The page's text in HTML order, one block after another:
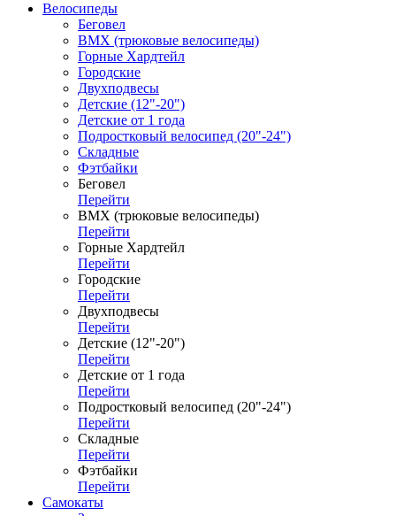
Велосипеды
Беговел
ВМХ (трюковые велосипеды)
Горные Хардтейл
Городские
Двухподвесы
Детские (12"-20")
Детские от 1 года
Подростковый велосипед (20"-24")
Складные
Фэтбайки
Беговел
Перейти
ВМХ (трюковые велосипеды)
Перейти
Горные Хардтейл
Перейти
Городские
Перейти
Двухподвесы
Перейти
Детские (12"-20")
Перейти
Детские от 1 года
Перейти
Подростковый велосипед (20"-24")
Перейти
Складные
Перейти
Фэтбайки
Перейти
Самокаты